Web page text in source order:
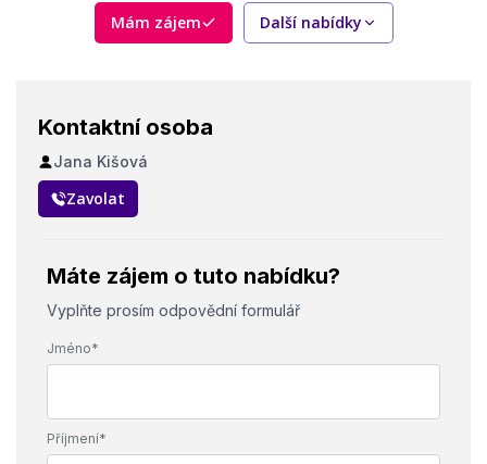
Mám zájem Další nabídky
Kontaktní osoba
Jana Kišová
Zavolat
Máte zájem o tuto nabídku?
Vyplňte prosím odpovědní formulář
Jméno*
Příjmení*